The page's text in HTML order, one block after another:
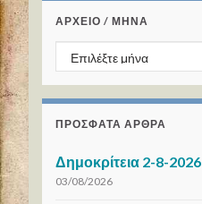
ΑΡΧΕΙΟ / ΜΗΝΑ
ΑΡΧΕΙΟ / ΜΗΝΑ
ΠΡΌΣΦΑΤΑ ΆΡΘΡΑ
Δημοκρίτεια 2-8-2026
03/08/2026